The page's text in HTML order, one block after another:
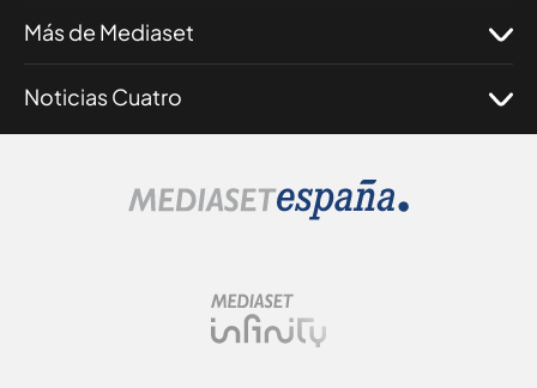
Más de Mediaset
Noticias Cuatro